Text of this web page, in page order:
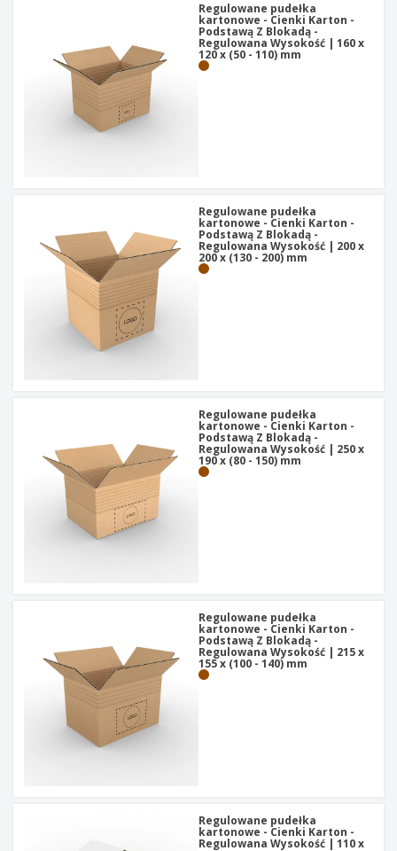
Regulowane pudełka
kartonowe - Cienki Karton -
Podstawą Z Blokadą -
Regulowana Wysokość | 160 x
120 x (50 - 110) mm
Regulowane pudełka
kartonowe - Cienki Karton -
Podstawą Z Blokadą -
Regulowana Wysokość | 200 x
200 x (130 - 200) mm
Regulowane pudełka
kartonowe - Cienki Karton -
Podstawą Z Blokadą -
Regulowana Wysokość | 250 x
190 x (80 - 150) mm
Regulowane pudełka
kartonowe - Cienki Karton -
Podstawą Z Blokadą -
Regulowana Wysokość | 215 x
155 x (100 - 140) mm
Regulowane pudełka
kartonowe - Cienki Karton -
Regulowana Wysokość | 110 x